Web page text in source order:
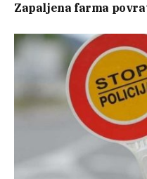
Zapaljena farma